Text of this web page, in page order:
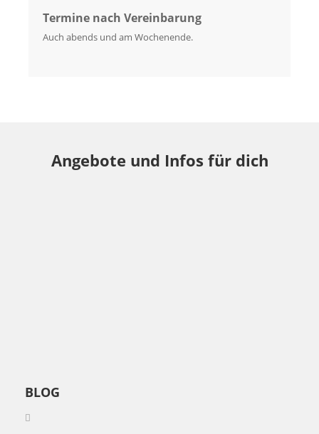
Termine nach Vereinbarung
Auch abends und am Wochenende.
Angebote und Infos für dich
BLOG